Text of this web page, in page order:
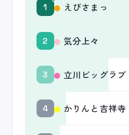
1 えびさまっ
2 気分上々
3 立川ビッグラブ
4 かりんと吉祥寺